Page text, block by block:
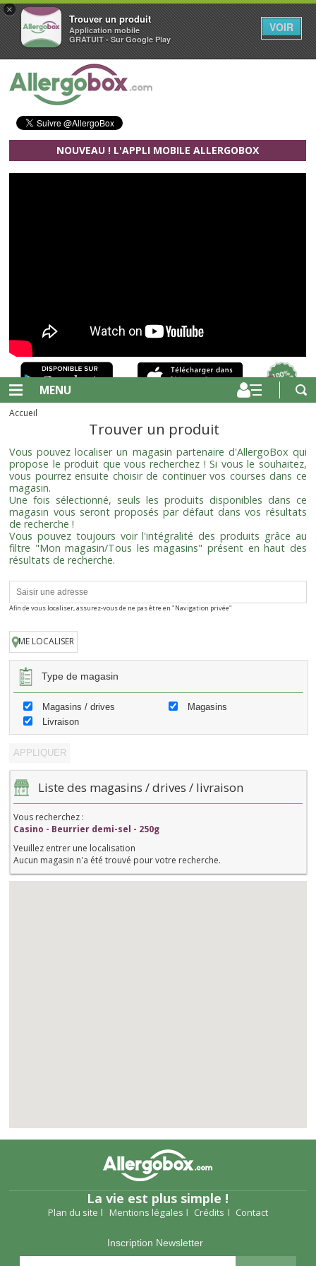
×
Trouver un produit
Application mobile
GRATUIT - Sur Google Play
VOIR
Aller au contenu principal
NOUVEAU ! L'APPLI MOBILE ALLERGOBOX
MENU
Accueil
Trouver un produit
Vous pouvez localiser un magasin partenaire d'AllergoBox qui
propose le produit que vous recherchez ! Si vous le souhaitez,
vous pourrez ensuite choisir de continuer vos courses dans ce
magasin.
Une fois sélectionné, seuls les produits disponibles dans ce
magasin vous seront proposés par défaut dans vos résultats
de recherche !
Vous pouvez toujours voir l'intégralité des produits grâce au
filtre "Mon magasin/Tous les magasins" présent en haut des
résultats de recherche.
Afin de vous localiser, assurez-vous de ne pas être en "Navigation privée"
ME LOCALISER
Type de magasin
Magasins / drives
Magasins
Livraison
Liste des magasins / drives / livraison
Vous recherchez :
Casino - Beurrier demi-sel - 250g
Veuillez entrer une localisation
Aucun magasin n'a été trouvé pour votre recherche.
La vie est plus simple !
Plan du site Mentions légales Crédits Contact
Inscription Newsletter